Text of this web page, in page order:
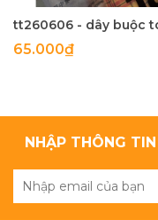
tt260606 - dây buộc
65.000₫
NHẬP THÔNG